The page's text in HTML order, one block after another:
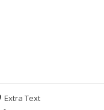
Extra Text